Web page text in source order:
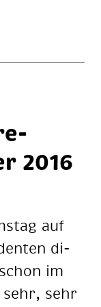
2016
auf
di­
im
sehr, sehr